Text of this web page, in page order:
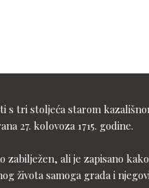
tri stoljeća starom
27. kolovoza 1715. godine.
ali je zapisano
života samoga grada i